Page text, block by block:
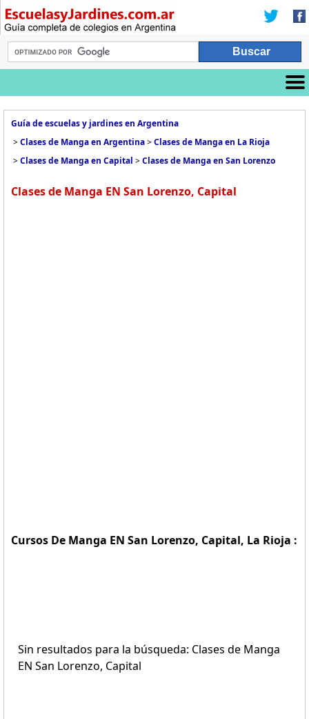
Guía de escuelas y jardines en Argentina
>Clases de Manga en Argentina>Clases de Manga en La Rioja
>Clases de Manga en Capital >Clases de Manga en San Lorenzo
Clases de Manga EN San Lorenzo, Capital
Cursos De Manga EN San Lorenzo, Capital, La Rioja :
Sin resultados para la búsqueda: Clases de Manga
EN San Lorenzo, Capital